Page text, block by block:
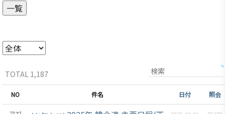
一覧
TOTAL 1,187
NO 件名 日付 照会